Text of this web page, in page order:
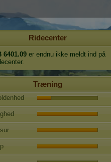
Ridecenter
6401.09 er endnu ikke meldt ind på
Træning